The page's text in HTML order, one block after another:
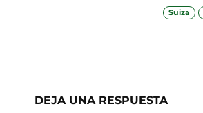
Suiza
DEJA UNA RESPUESTA